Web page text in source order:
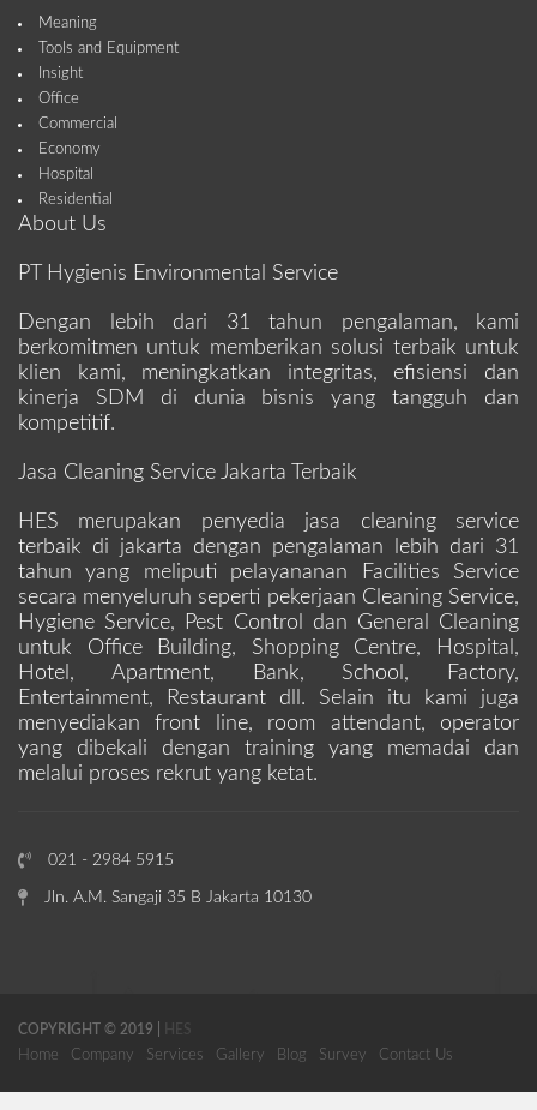
Meaning
Tools and Equipment
Insight
Office
Commercial
Economy
Hospital
Residential
About Us
PT Hygienis Environmental Service
Dengan lebih dari 31 tahun pengalaman, kami
berkomitmen untuk memberikan solusi terbaik untuk
klien kami, meningkatkan integritas, efisiensi dan
kinerja SDM di dunia bisnis yang tangguh dan
kompetitif.
Jasa Cleaning Service Jakarta Terbaik
HES merupakan penyedia jasa cleaning service
terbaik di jakarta dengan pengalaman lebih dari 31
tahun yang meliputi pelayananan Facilities Service
secara menyeluruh seperti pekerjaan Cleaning Service,
Hygiene Service, Pest Control dan General Cleaning
untuk Office Building, Shopping Centre, Hospital,
Hotel, Apartment, Bank, School, Factory,
Entertainment, Restaurant dll. Selain itu kami juga
menyediakan front line, room attendant, operator
yang dibekali dengan training yang memadai dan
melalui proses rekrut yang ketat.
021 - 2984 5915
Jln. A.M. Sangaji 35 B Jakarta 10130
COPYRIGHT © 2019 |
Home Company Services Gallery Blog Survey Contact Us